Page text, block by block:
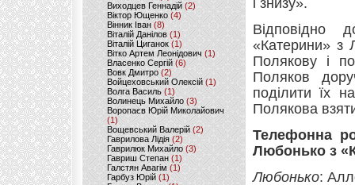
Виходцев Геннадій (2)
Віктор Ющенко (4)
Вінник Іван (8)
Віталій Данілов (1)
Віталій Циганок (1)
Вітко Артем Леонідович(1)
Власенко Сергій (6)
Вовк Дмитро(2)
Войцеховський Олексій(1)
Волга Василь (1)
Волинець Михайло (3)
Воропаєв Юрій Миколайович
(1)
Вощевський Валерій(2)
Гаврилова Лідія (2)
Гаврилюк Михайло (3)
Гавриш Степан (1)
Галстян Авагім (1)
Гарбуз Юрій (1)
і знизу».
Відповідно
«Катерини» з
Полякову і
Поляков
поділити їх
Полякова
Телефонна
Любонько з
Любонько: